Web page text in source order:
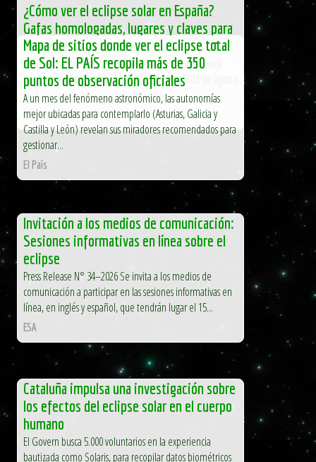
¿Cómo ver el eclipse solar en España?
Gafas homologadas, lugares y claves para
no perderte nada
El próximo gran eclipse solar visible desde España será
uno de esos fenómenos que dejen huella. El 12 de agosto
[…]
El Independiente
Mapa de sitios donde ver el eclipse total
de Sol: EL PAÍS recopila más de 350
puntos de observación oficiales
A un mes del fenómeno astronómico, las autonomías
mejor ubicadas para contemplarlo (Asturias, Galicia y
Castilla y León) revelan sus miradores recomendados para
gestionar...
El País
Invitación a los medios de comunicación:
Sesiones informativas en línea sobre el
eclipse
Press Release N° 34–2026 Se invita a los medios de
comunicación a participar en las sesiones informativas en
línea, en inglés y español, que tendrán lugar el 15...
ESA
Cataluña impulsa una investigación sobre
los efectos del eclipse solar en el cuerpo
humano
El Govern busca 5.000 voluntarios en la experiencia
bautizada como Solaris, para recopilar datos biométricos